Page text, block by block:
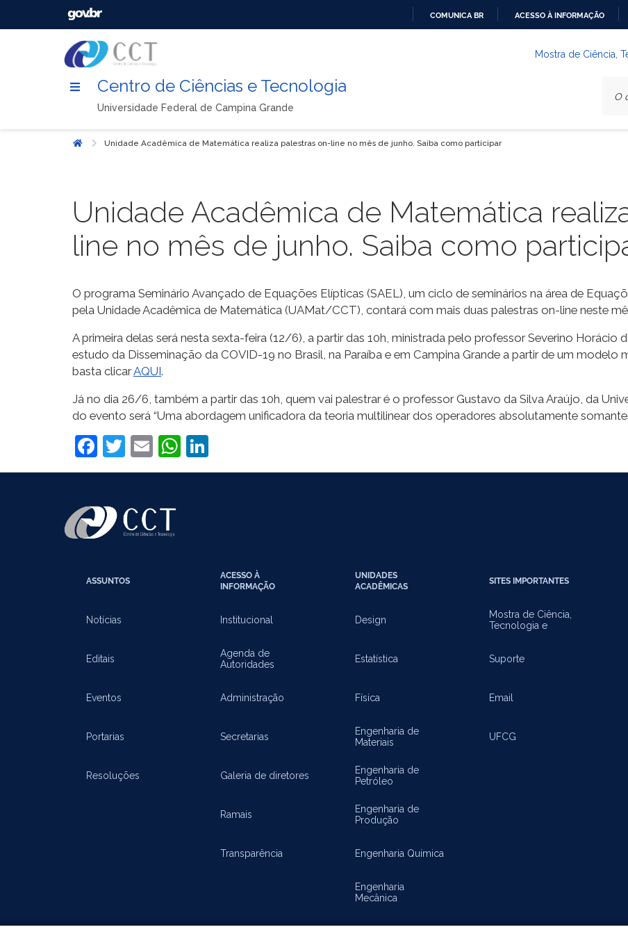
COMUNICA BR ACESSO À INFORMAÇÃO
Mostra de Ciência,
Centro de Ciências e Tecnologia
Universidade Federal de Campina Grande
Início Unidade Acadêmica de Matemática realiza palestras on-line no mês de junho. Saiba como participar
Unidade Acadêmica de Matemática
line no mês de junho. Saiba como
O programa Seminário Avançado de Equações Elípticas (SAEL), um ciclo de seminários na área de
pela Unidade Acadêmica de Matemática (UAMat/CCT), contará com mais duas palestras on-line neste
A primeira delas será nesta sexta-feira (12/6), a partir das 10h, ministrada pelo professor Severino Horácio
estudo da Disseminação da COVID-19 no Brasil, na Paraíba e em Campina Grande a partir de um modelo
basta clicarAQUI.
Já no dia 26/6, também a partir das 10h, quem vai palestrar é o professor Gustavo da Silva Araújo, da
do evento será “Uma abordagem unificadora da teoria multilinear dos operadores absolutamente
Facebook
Twitter
EmailWhatsApp
ASSUNTOS
Notícias
Editais
Eventos
Portarias
Resoluções
ACESSO À
INFORMAÇÃO
Institucional
Agenda de
Autoridades
Administração
Secretarias
Galeria de diretores
Ramais
Transparência
UNIDADES
ACADÊMICAS
Design
Estatística
Física
Engenharia de
Materiais
Engenharia de
Petróleo
Engenharia de
Produção
Engenharia Química
Engenharia
Mecânica
SITES IMPORTANTES
Mostra de Ciência,
Tecnologia e
Suporte
Email
UFCG